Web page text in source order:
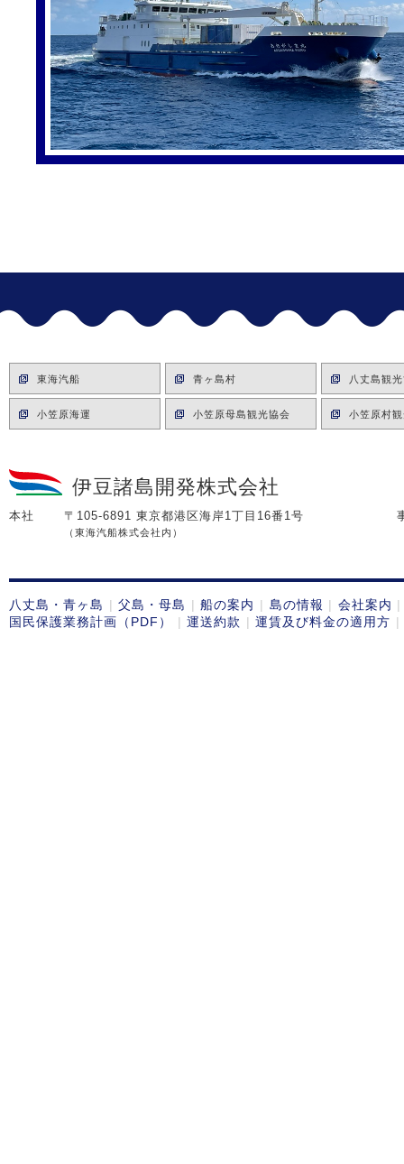
東海汽船 青ヶ島村 八丈島観
小笠原海運 小笠原母島観光協会 小笠原村
伊豆諸島開発株式会社
本社 〒105-6891 東京都港区海岸1丁目16番1号
（東海汽船株式会社内）
八丈島・青ヶ島 父島・母島 船の案内 島の情報
会社案内
国民保護業務計画（PDF）
運送約款 運賃及び料金の適用方